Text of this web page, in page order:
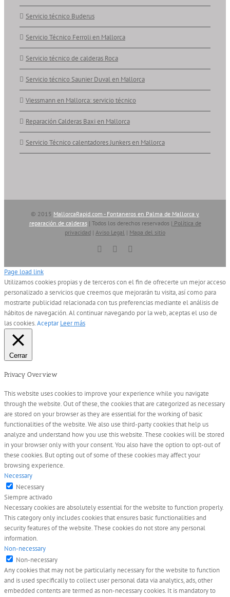
Servicio técnico Buderus
Servicio Técnico Ferroli en Mallorca
Servicio técnico de calderas Roca
Servicio técnico Saunier Duval en Mallorca
Viessmann en Mallorca: servicio técnico
Reparación Calderas Baxi en Mallorca
Servicio Técnico calentadores Junkers en Mallorca
© 2015 MallorcaRapid.com - Fontaneros en Palma de Mallorca y
reparación de calderas| Todos los derechos reservados | Política de
privacidad | Aviso Legal | Mapa del sitio
Vimeo YouTube
Page load link
Utilizamos cookies propias y de terceros con el fin de ofrecerte un mejor acceso
personalizado a servicios que creemos que mejorarán tu visita, así como para
mostrarte publicidad relacionada con tus preferencias mediante el análisis de
hábitos de navegación. Al continuar navegando por la web, aceptas el uso de
las cookies.Aceptar Leer más
Cerrar
Privacy Overview
This website uses cookies to improve your experience while you navigate
through the website. Out of these, the cookies that are categorized as necessary
are stored on your browser as they are essential for the working of basic
functionalities of the website. We also use third-party cookies that help us
analyze and understand how you use this website. These cookies will be stored
in your browser only with your consent. You also have the option to opt-out of
these cookies. But opting out of some of these cookies may affect your
browsing experience.
Necessary
Necessary
Siempre activado
Necessary cookies are absolutely essential for the website to function properly.
This category only includes cookies that ensures basic functionalities and
security features of the website. These cookies do not store any personal
information.
Non-necessary
Non-necessary
Any cookies that may not be particularly necessary for the website to function
and is used specifically to collect user personal data via analytics, ads, other
embedded contents are termed as non-necessary cookies. It is mandatory to